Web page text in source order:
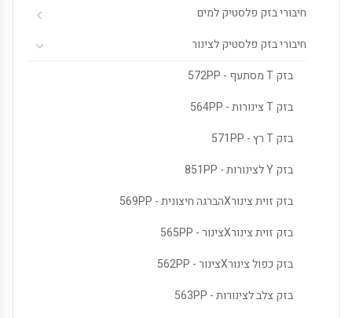
חיבורי בזק פלסטיק למים
חיבורי בזק פלסטיק לצינור
בזק T מסתעף - 572PP
בזק T צינורות - 564PP
בזק T רץ - 571PP
בזק Y לצינורות - 851PP
בזק זוית צינורXהברגה חיצונית - 569PP
בזק זוית צינורXצינור - 565PP
בזק כפול צינורXצינור - 562PP
בזק צלב לצינורות - 563PP